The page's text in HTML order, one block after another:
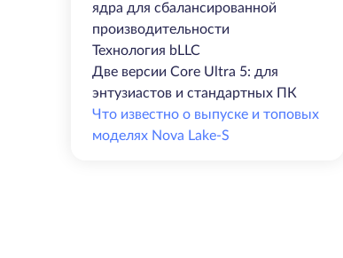
ядра для сбалансированной
производительности
Технология bLLC
Две версии Core Ultra 5: для
энтузиастов и стандартных ПК
Что известно о выпуске и топовых
моделях Nova Lake-S